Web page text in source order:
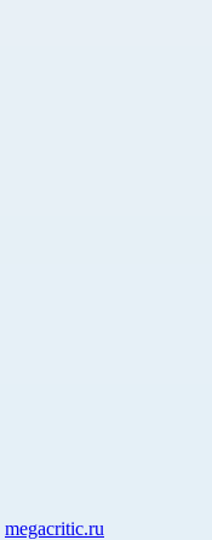
megacritic.ru